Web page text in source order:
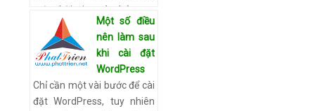
một thời gian và chúng ta
có thể xem tất cả các nhà
phát triển đã bắt đầu chia
sẻ tài nguyên miễn phí
trong HTML5, CSS3. Các
mẫ…Xem chi tiết
Một số điều
nên làm sau
khi cài đặt
WordPress
Chỉ cần một vài bước để cài
đặt WordPress, tuy nhiên